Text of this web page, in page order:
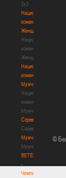
3х3
Национальная
команда.
Женщины
Национальная
команда.
Женщины
Национальная
команда.
Мужчины
Национальная
команда.
Мужчины
Соревнования
Соревнования
Мужчины
Мужчины
BETERA
-
Чемпионат
©